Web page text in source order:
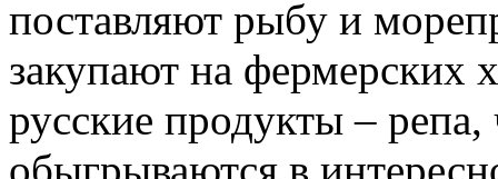
поставляют рыбу и
закупают на фермерских
русские продукты –
обыгрываются в